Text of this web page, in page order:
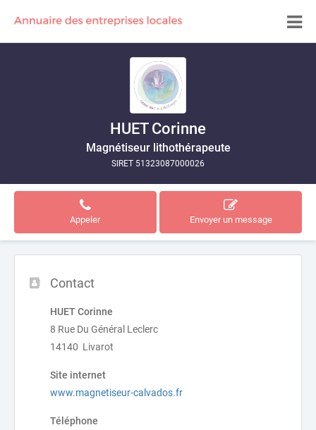
HUET Corinne
Magnétiseur lithothérapeute
SIRET 51323087000026
Appeler Envoyer un message
Contact
HUET Corinne
8 Rue Du Général Leclerc
14140 Livarot
Site internet
www.magnetiseur-calvados.fr
Téléphone